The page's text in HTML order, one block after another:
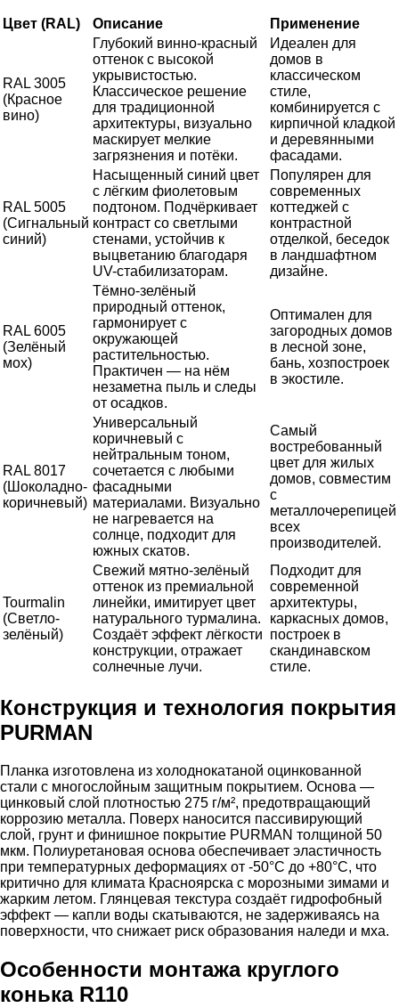
Цвет (RAL) Описание Применение
RAL 3005
(Красное
вино)
Глубокий винно-красный
оттенок с высокой
укрывистостью.
Классическое решение
для традиционной
архитектуры, визуально
маскирует мелкие
загрязнения и потёки.
Идеален для
домов в
классическом
стиле,
комбинируется с
кирпичной кладкой
и деревянными
фасадами.
RAL 5005
(Сигнальный
синий)
Насыщенный синий цвет
с лёгким фиолетовым
подтоном. Подчёркивает
контраст со светлыми
стенами, устойчив к
выцветанию благодаря
UV-стабилизаторам.
Популярен для
современных
коттеджей с
контрастной
отделкой, беседок
в ландшафтном
дизайне.
RAL 6005
(Зелёный
мох)
Тёмно-зелёный
природный оттенок,
гармонирует с
окружающей
растительностью.
Практичен — на нём
незаметна пыль и следы
от осадков.
Оптимален для
загородных домов
в лесной зоне,
бань, хозпостроек
в экостиле.
RAL 8017
(Шоколадно-
коричневый)
Универсальный
коричневый с
нейтральным тоном,
сочетается с любыми
фасадными
материалами. Визуально
не нагревается на
солнце, подходит для
южных скатов.
Самый
востребованный
цвет для жилых
домов, совместим
с
металлочерепицей
всех
производителей.
Tourmalin
(Светло-
зелёный)
Свежий мятно-зелёный
оттенок из премиальной
линейки, имитирует цвет
натурального турмалина.
Создаёт эффект лёгкости
конструкции, отражает
солнечные лучи.
Подходит для
современной
архитектуры,
каркасных домов,
построек в
скандинавском
стиле.
Конструкция и технология покрытия
PURMAN
Планка изготовлена из холоднокатаной оцинкованной
стали с многослойным защитным покрытием. Основа —
цинковый слой плотностью 275 г/м², предотвращающий
коррозию металла. Поверх наносится пассивирующий
слой, грунт и финишное покрытие PURMAN толщиной 50
мкм. Полиуретановая основа обеспечивает эластичность
при температурных деформациях от -50°C до +80°C, что
критично для климата Красноярска с морозными зимами и
жарким летом. Глянцевая текстура создаёт гидрофобный
эффект — капли воды скатываются, не задерживаясь на
поверхности, что снижает риск образования наледи и мха.
Особенности монтажа круглого
конька R110